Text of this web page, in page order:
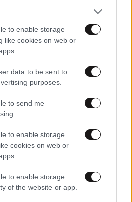
to enable storage
like cookies on web or
data to be sent to
purposes.
to send me
to enable storage
cookies on web or
to enable storage
of the website or app.
τους κανόνες σχολιασμού
ΠΡΟΣΘΗΚΗ
πιτσιρίκια αλλά με μέτρο